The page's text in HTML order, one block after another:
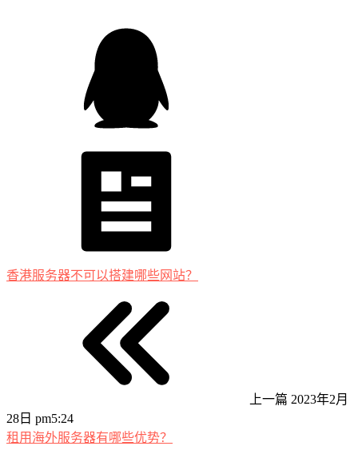
香港服务器不可以搭建哪些网站？
上一篇 2023年2月
28日 pm5:24
租用海外服务器有哪些优势？